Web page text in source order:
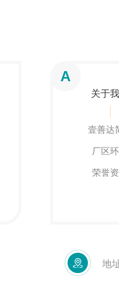
A
关于
壹善达
厂区
荣誉
地